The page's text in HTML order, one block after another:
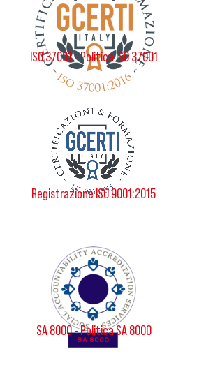
ISO 37001 - Politica ISO 37001
Registrazione ISO 9001:2015
SA 8000 - Politica SA 8000